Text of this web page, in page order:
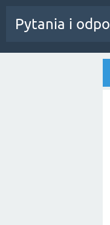
Pytania i